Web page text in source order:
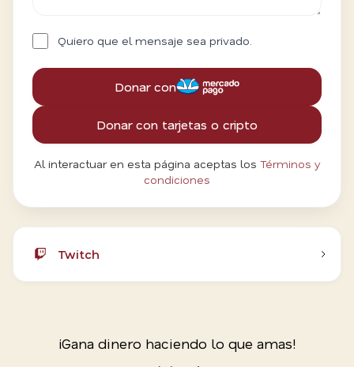
Quiero que el mensaje sea privado.
Donar con
Donar con tarjetas o cripto
Al interactuar en esta página aceptas los Términos y
condiciones
Twitch
¡Gana dinero haciendo lo que amas!